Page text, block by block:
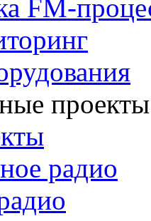
FM-
проекты
радио